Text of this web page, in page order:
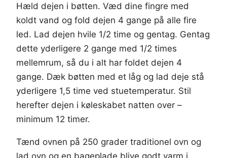
Hæld dejen i bøtten. Væd dine fingre med
koldt vand og fold dejen 4 gange på alle fire
led. Lad dejen hvile 1/2 time og gentag. Gentag
dette yderligere 2 gange med 1/2 times
mellemrum, så du i alt har foldet dejen 4
gange. Dæk bøtten med et låg og lad deje stå
yderligere 1,5 time ved stuetemperatur. Stil
herefter dejen i køleskabet natten over –
minimum 12 timer.
Tænd ovnen på 250 grader traditionel ovn og
lad ovn og en bageplade blive godt varm i